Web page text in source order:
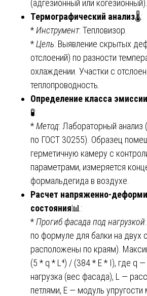
(адгезионный или когезионный).
Термографический анализ🌡️:
*Инструмент: Тепловизор.
*Цель: Выявление скрытых
отслоений) по разности
охлаждении. Участки с
теплопроводность.
Определение класса
🧪:
*Метод: Лабораторный
по ГОСТ 30255). Образец
герметичную камеру с
параметрами, измеряется
формальдегида в воздухе.
Расчет напряженно-
состояния📊:
*Прогиб фасада под нагрузкой
по формуле для балки на двух
расположены по краям).
(5 * q * L⁴) / (384 * E * I), где q
нагрузка (вес фасада), L —
петлями, E — модуль